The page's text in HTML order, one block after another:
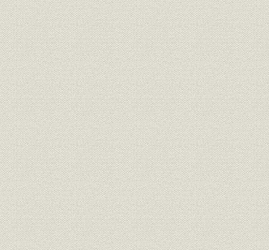
第1章 80年代への序曲
1――国内における総合力の強化
2――競争力の回復と欧米との摩擦
第2章 永続的発展を期して
1――創立30周年を迎える
2――勇気をもって新しい環境に立ち向かう
当社の現役員
元役員
経営組織
30年勤続表彰者